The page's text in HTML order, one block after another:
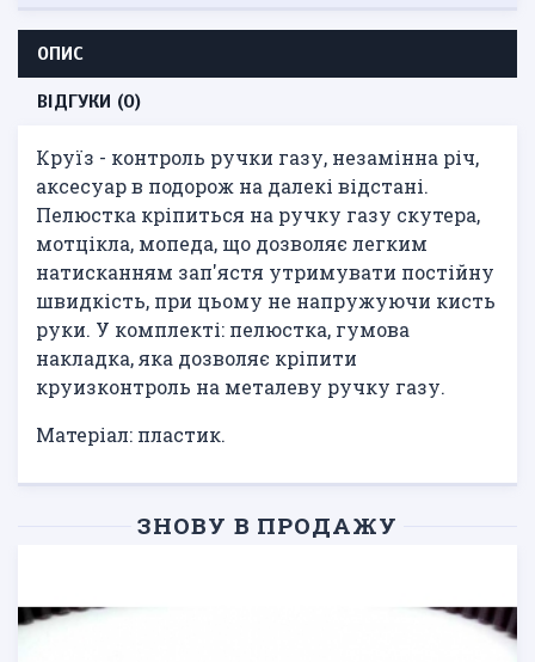
ОПИС
ВІДГУКИ (0)
Круїз - контроль ручки газу, незамінна річ,
аксесуар в подорож на далекі відстані.
Пелюстка кріпиться на ручку газу скутера,
мотцікла, мопеда, що дозволяє легким
натисканням зап'ястя утримувати постійну
швидкість, при цьому не напружуючи кисть
руки. У комплекті: пелюстка, гумова
накладка, яка дозволяє кріпити
круизконтроль на металеву ручку газу.
Матеріал: пластик.
ЗНОВУ В ПРОДАЖУ